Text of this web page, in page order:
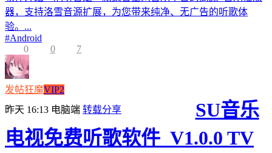
器，支持洛雪音源扩展，为您带来纯净、无广告的听歌体
验。...
#Android
0
0 7
发帖狂魔VIP2
昨天 16:13 电脑端 转载分享
SU音乐
电视免费听歌软件_V1.0.0 TV